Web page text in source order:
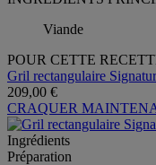
Viande
POUR CETTE
Gril rectangulaire
209,00 €
CRAQUER
Ingrédients
Préparation